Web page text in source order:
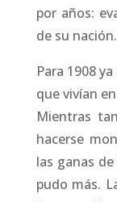
por años:
de su nación.
Para 1908
que vivían
Mientras
hacerse
las ganas
pudo más.